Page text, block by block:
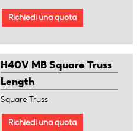
Richiedi una quota
H40V MB Square Truss
Length
Square Truss
Richiedi una quota